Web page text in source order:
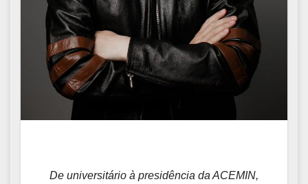
De universitário à presidência da ACEMIN,